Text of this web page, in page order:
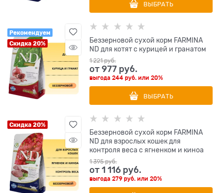
ВЫБРАТЬ
Рекомендуем
Скидка 20%
Беззерновой cухой корм FARMINA
ND для котят с курицей и гранатом
1 221 руб.
от977 руб.
выгода244 руб. или20%
ВЫБРАТЬ
Скидка 20%
Беззерновой cухой корм FARMINA
ND для взрослых кошек для
контроля веса с ягненком и киноа
1 395 руб.
от1 116 руб.
выгода279 руб. или20%